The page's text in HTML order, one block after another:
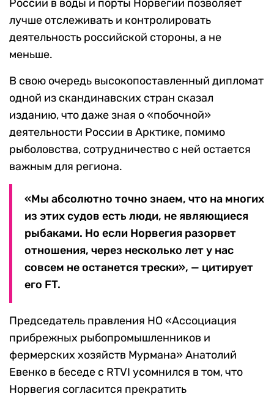
России в воды и порты Норвегии позволяет
лучше отслеживать и контролировать
деятельность российской стороны, а не
меньше.
В свою очередь высокопоставленный дипломат
одной из скандинавских стран сказал
изданию, что даже зная о «побочной»
деятельности России в Арктике, помимо
рыболовства, сотрудничество с ней остается
важным для региона.
«Мы абсолютно точно знаем, что на многих
из этих судов есть люди, не являющиеся
рыбаками. Но если Норвегия разорвет
отношения, через несколько лет у нас
совсем не останется трески», — цитирует
его FT.
Председатель правления НО «Ассоциация
прибрежных рыбопромышленников и
фермерских хозяйств Мурмана» Анатолий
Евенко в беседе с RTVI усомнился в том, что
Норвегия согласится прекратить